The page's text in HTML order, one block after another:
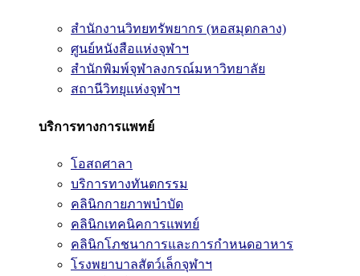
สำนักงานวิทยทรัพยากร (หอสมุดกลาง)
ศูนย์หนังสือแห่งจุฬาฯ
สำนักพิมพ์จุฬาลงกรณ์มหาวิทยาลัย
สถานีวิทยุแห่งจุฬาฯ
บริการทางการแพทย์
โอสถศาลา
บริการทางทันตกรรม
คลินิกกายภาพบำบัด
คลินิกเทคนิคการแพทย์
คลินิกโภชนาการและการกำหนดอาหาร
โรงพยาบาลสัตว์เล็กจุฬาฯ